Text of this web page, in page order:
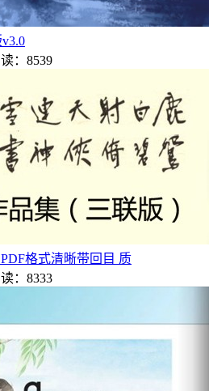
：8539
格式清晰带回目 质
：8333